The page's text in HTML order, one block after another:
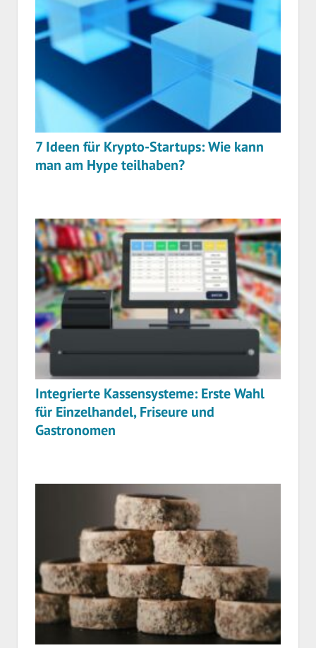
7 Ideen für Krypto-Startups: Wie kann
man am Hype teilhaben?
Integrierte Kassensysteme: Erste Wahl
für Einzelhandel, Friseure und
Gastronomen